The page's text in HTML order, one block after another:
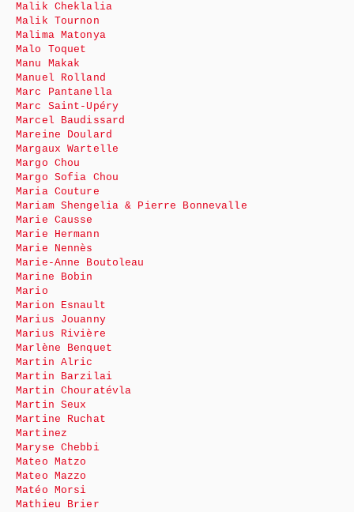
Malik Cheklalia
Malik Tournon
Malima Matonya
Malo Toquet
Manu Makak
Manuel Rolland
Marc Pantanella
Marc Saint-Upéry
Marcel Baudissard
Mareine Doulard
Margaux Wartelle
Margo Chou
Margo Sofia Chou
Maria Couture
Mariam Shengelia & Pierre Bonnevalle
Marie Causse
Marie Hermann
Marie Nennès
Marie-Anne Boutoleau
Marine Bobin
Mario
Marion Esnault
Marius Jouanny
Marius Rivière
Marlène Benquet
Martin Alric
Martin Barzilai
Martin Chouratévla
Martin Seux
Martine Ruchat
Martinez
Maryse Chebbi
Mateo Matzo
Mateo Mazzo
Matéo Morsi
Mathieu Brier